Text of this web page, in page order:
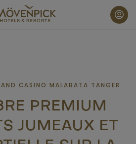
CASINO MALABATA TANGER
PREMIUM
JUMEAUX ET